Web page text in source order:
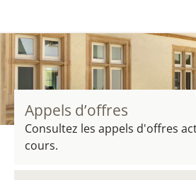
Appels d’offres
Consultez les appels d'offres
cours.